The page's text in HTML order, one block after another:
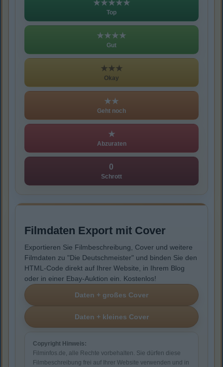
★★★★★
Top
★★★★
Gut
★★★
Okay
★★
Geht noch
★
Abzuraten
0
Schrott
Filmdaten Export mit Cover
Exportieren Sie Filmbeschreibung, Cover und weitere
Filmdaten zu "Die Deutschmeister" und binden Sie den
HTML-Code direkt auf Ihrer Website, in Ihrem Blog
oder in einer Ebay-Auktion ein. Kostenlos!
Copyright Hinweis:
Filminfos.de, alle Rechte vorbehalten. Sie dürfen diese
Filmbeschreibung frei auf Ihrer Website verwenden und in